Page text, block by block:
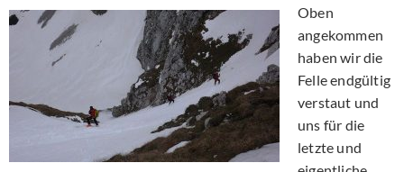
Oben
angekommen
haben wir die
Felle endgültig
verstaut und
uns für die
letzte und